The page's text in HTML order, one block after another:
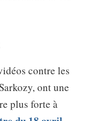
contre les
ont une
plus forte à